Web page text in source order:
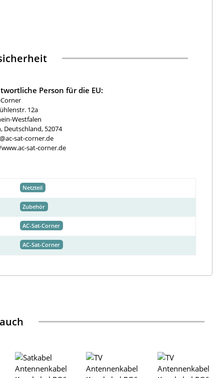
Person für die EU:
12a
Westfalen
Deutschland, 52074
sat-corner.de
sat-corner.de
Netzteil
Zubehör
AC-Sat-Corner
AC-Sat-Corner